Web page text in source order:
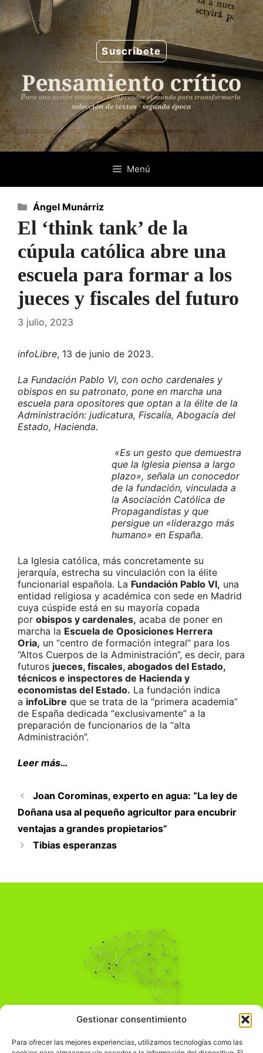
Gestionar consentimiento
Para ofrecer las mejores experiencias, utilizamos tecnologías como las
Saltar
al
contenido
Suscríbete
Menú
El ‘think tank’ de la
cúpula católica abre una
escuela para formar a los
jueces y fiscales del futuro
3 julio, 2023
infoLibre, 13 de junio de 2023.
La Fundación Pablo VI, con ocho cardenales y
obispos en su patronato, pone en marcha una
escuela para opositores que optan a la élite de la
Administración: judicatura, Fiscalía, Abogacía del
Estado, Hacienda.
«Es un gesto que demuestra
que la Iglesia piensa a largo
plazo», señala un conocedor
de la fundación, vinculada a
la Asociación Católica de
Propagandistas y que
persigue un «liderazgo más
humano» en España.
La Iglesia católica, más concretamente su
jerarquía, estrecha su vinculación con la élite
funcionarial española. La Fundación Pablo VI, una
entidad religiosa y académica con sede en Madrid
cuya cúspide está en su mayoría copada
por obispos y cardenales, acaba de poner en
marcha la Escuela de Oposiciones Herrera
Oria, un “centro de formación integral” para los
“Altos Cuerpos de la Administración”, es decir, para
futuros jueces, fiscales, abogados del Estado,
técnicos e inspectores de Hacienda y
economistas del Estado. La fundación indica
a infoLibre que se trata de la “primera academia”
de España dedicada “exclusivamente” a la
preparación de funcionarios de la “alta
Administración”.
Leer más…
Categorías
Ángel Munárriz
Joan Corominas, experto en agua: “La ley de
Doñana usa al pequeño agricultor para encubrir
ventajas a grandes propietarios”
Tibias esperanzas
Pensamiento Crítico
Comprender el mundo para transformarlo.